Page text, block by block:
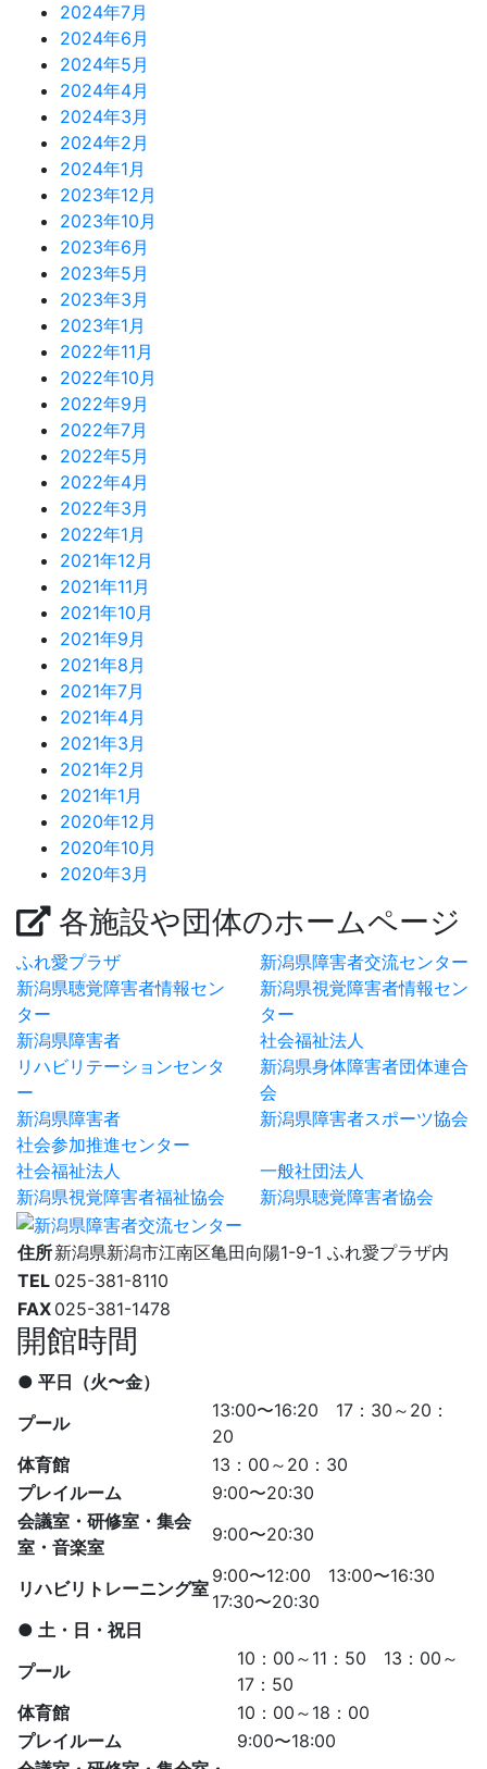
2024年7月
2024年6月
2024年5月
2024年4月
2024年3月
2024年2月
2024年1月
2023年12月
2023年10月
2023年6月
2023年5月
2023年3月
2023年1月
2022年11月
2022年10月
2022年9月
2022年7月
2022年5月
2022年4月
2022年3月
2022年1月
2021年12月
2021年11月
2021年10月
2021年9月
2021年8月
2021年7月
2021年4月
2021年3月
2021年2月
2021年1月
2020年12月
2020年10月
2020年3月
各施設や団体のホームページ
ふれ愛プラザ
新潟県障害者交流センター
新潟県聴覚障害者情報セン
ター
新潟県視覚障害者情報セン
ター
新潟県障害者
リハビリテーションセンタ
ー
社会福祉法人
新潟県身体障害者団体連合
会
新潟県障害者
社会参加推進センター
新潟県障害者スポーツ協会
社会福祉法人
新潟県視覚障害者福祉協会
一般社団法人
新潟県聴覚障害者協会
住所新潟県新潟市江南区亀田向陽1-9-1 ふれ愛プラザ内
TEL 025-381-8110
FAX 025-381-1478
開館時間
● 平日（火〜金）
プール
13:00〜16:20 17：30～20：
20
体育館
13：00～20：30
プレイルーム
9:00〜20:30
会議室・研修室・集会
室・音楽室
9:00〜20:30
リハビリトレーニング室
9:00〜12:00 13:00〜16:30
17:30〜20:30
● 土・日・祝日
プール
10：00～11：50 13：00～
17：50
体育館
10：00～18：00
プレイルーム
9:00〜18:00